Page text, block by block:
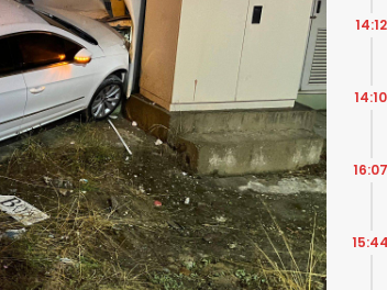
14:12
14:10
16:07
15:44